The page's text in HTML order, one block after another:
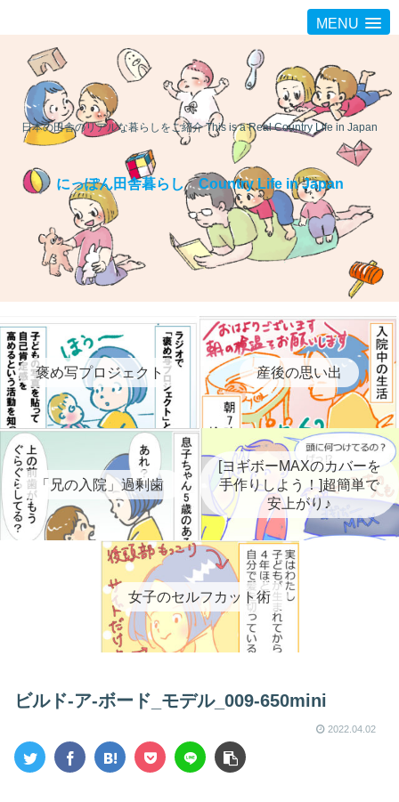
MENU
日本の田舎のリアルな暮らしをご紹介 This is a Real Country Life in Japan
にっぽん田舎暮らし Country Life in Japan
褒め写プロジェクト 産後の思い出
「兄の入院」過剰歯
[ヨギボーMAXのカバーを
手作りしよう！]超簡単で
安上がり♪
女子のセルフカット術
ビルド-ア-ボード_モデル_009-650mini
2022.04.02